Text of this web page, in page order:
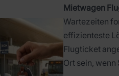
Mietwagen
Wartezeiten
effizienteste
Flugticket
Ort sein,